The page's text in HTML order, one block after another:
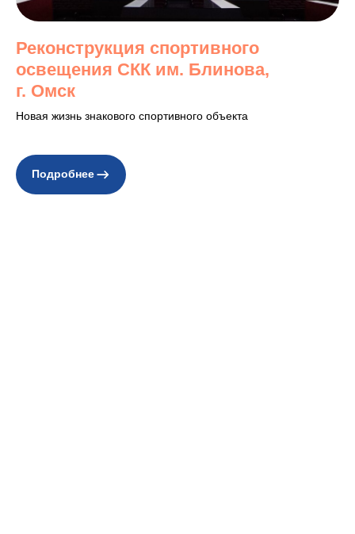
Реконструкция спортивного
освещения СКК им. Блинова,
г. Омск
Новая жизнь знакового спортивного объекта
Подробнее